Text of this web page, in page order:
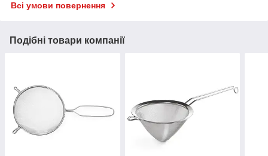
Всі умови повернення
Подібні товари компанії